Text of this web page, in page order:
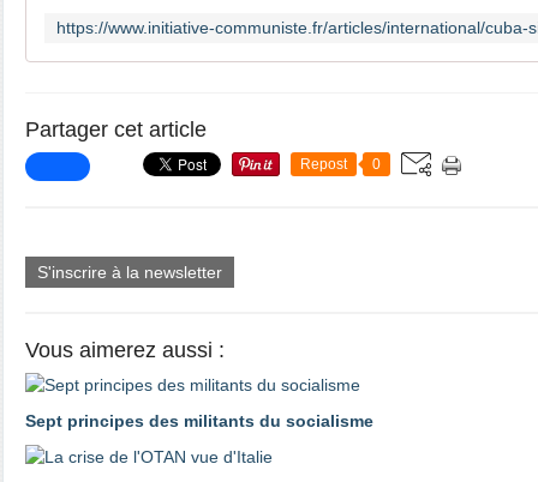
Partager cet article
Repost 0
S'inscrire à la newsletter
Vous aimerez aussi :
Sept principes des militants du socialisme